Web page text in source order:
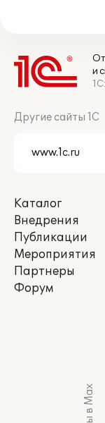
и
Другие сайты 1С
Каталог
Внедрения
Публикации
Мероприятия
Партнеры
Форум
Мы в Max